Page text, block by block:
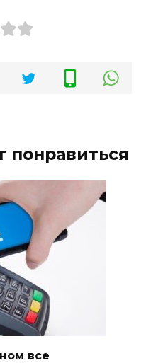
понравиться
все